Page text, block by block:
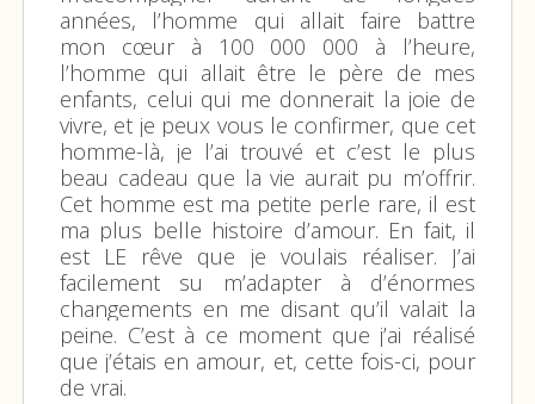
années, l’homme qui allait faire battre
mon cœur à 100 000 000 à l’heure,
l’homme qui allait être le père de mes
enfants, celui qui me donnerait la joie de
vivre, et je peux vous le confirmer, que cet
homme-là, je l’ai trouvé et c’est le plus
beau cadeau que la vie aurait pu m’offrir.
Cet homme est ma petite perle rare, il est
ma plus belle histoire d’amour. En fait, il
est LE rêve que je voulais réaliser. J’ai
facilement su m’adapter à d’énormes
changements en me disant qu’il valait la
peine. C’est à ce moment que j’ai réalisé
que j’étais en amour, et, cette fois-ci, pour
de vrai.